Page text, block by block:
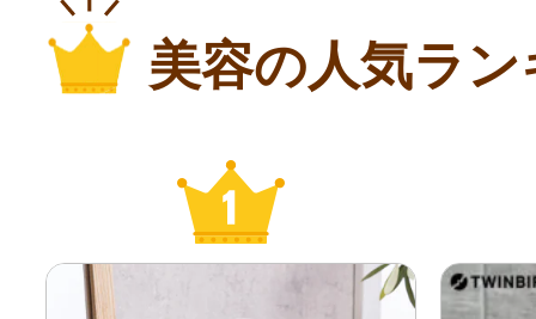
美容の人気ラ